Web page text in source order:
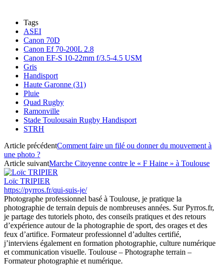
Tags
ASEI
Canon 70D
Canon Ef 70-200L 2.8
Canon EF-S 10-22mm f/3.5-4.5 USM
Gris
Handisport
Haute Garonne (31)
Pluie
Quad Rugby
Ramonville
Stade Toulousain Rugby Handisport
STRH
Article précédentComment faire un filé ou donner du mouvement à
une photo ?
Article suivantMarche Citoyenne contre le « F Haine » à Toulouse
Loïc TRIPIER
https://pyrros.fr/qui-suis-je/
Photographe professionnel basé à Toulouse, je pratique la
photographie de terrain depuis de nombreuses années. Sur Pyrros.fr,
je partage des tutoriels photo, des conseils pratiques et des retours
d’expérience autour de la photographie de sport, des orages et des
feux d’artifice. Formateur professionnel d’adultes certifié,
j’interviens également en formation photographie, culture numérique
et communication visuelle. Toulouse – Photographe terrain –
Formateur photographie et numérique.